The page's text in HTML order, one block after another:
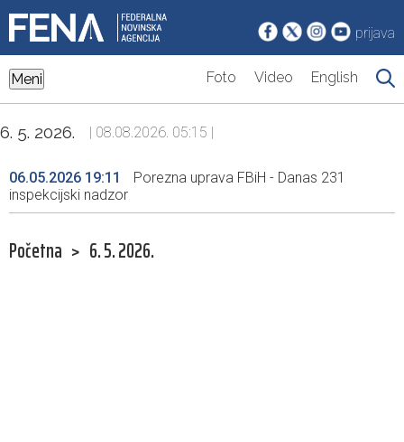
prijava
Meni Foto Video English
6. 5. 2026. | 08.08.2026. 05:15 |
06.05.2026 19:11
Porezna uprava FBiH - Danas 231
inspekcijski nadzor
Početna > 6. 5. 2026.